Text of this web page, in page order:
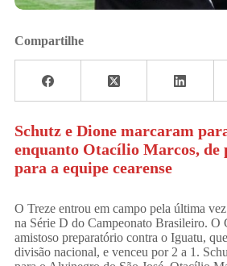
Compartilhe
Schutz e Dione marcaram
enquanto Otacílio Marcos,
para a equipe cearense
O Treze entrou em campo pela última vez
na Série D do Campeonato Brasileiro. O
amistoso preparatório contra o Iguatu,
divisão nacional, e venceu por 2 a 1.